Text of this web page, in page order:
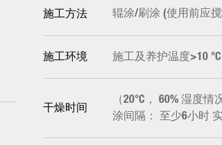
施工方法 辊涂/刷涂 (使用前应
施工环境 施工及养护温度>10
干燥时间
（20°C， 60% 湿度
涂间隔： 至少6小时